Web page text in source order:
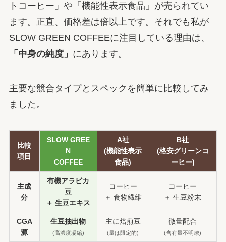
トコーヒー」や「機能性表示食品」が売られてい
ます。正直、価格差は倍以上です。それでも私が
SLOW GREEN COFFEEに注目している理由は、
「中身の純度」 にあります。
主要な競合タイプとスペックを簡単に比較してみ
ました。
比較
項目
SLOW GREE
N
COFFEE
A社
(機能性表示
食品)
B社
(格安グリーンコ
ーヒー)
主成
分
有機アラビカ
豆
＋ 生豆エキス
コーヒー
＋ 食物繊維
コーヒー
＋ 生豆粉末
CGA
源
生豆抽出物
(高濃度凝縮)
主に焙煎豆
(量は限定的)
微量配合
(含有量不明瞭)